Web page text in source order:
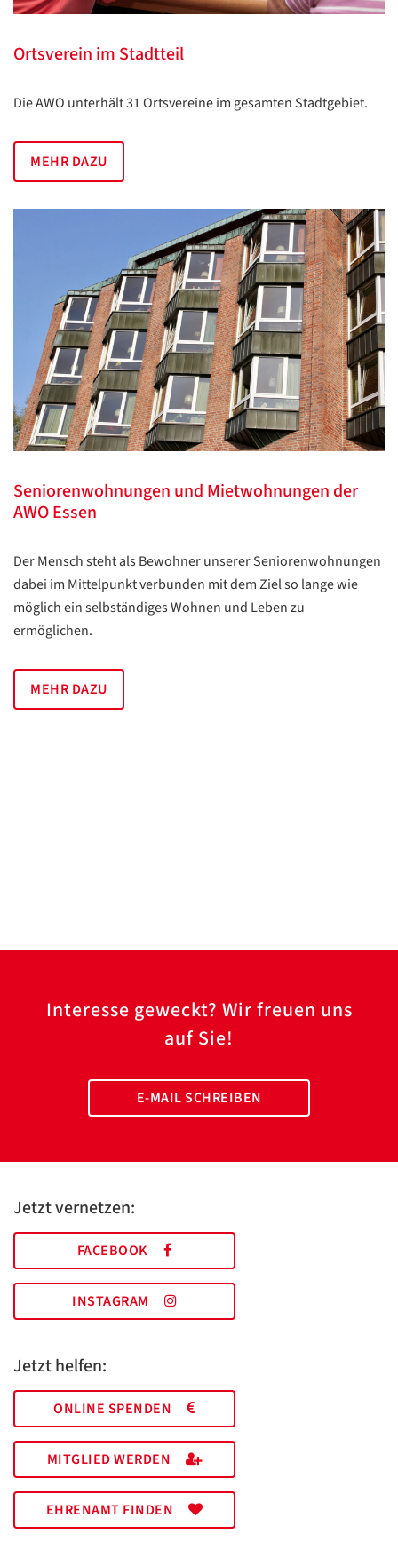
Ortsverein im Stadtteil
Die AWO unterhält 31 Ortsvereine im gesamten Stadtgebiet.
MEHR DAZU
Seniorenwohnungen und Mietwohnungen der
AWO Essen
Der Mensch steht als Bewohner unserer Seniorenwohnungen
dabei im Mittelpunkt verbunden mit dem Ziel so lange wie
möglich ein selbständiges Wohnen und Leben zu
ermöglichen.
MEHR DAZU
Interesse geweckt? Wir freuen uns
auf Sie!
E-MAIL SCHREIBEN
Jetzt vernetzen:
FACEBOOK
INSTAGRAM
Jetzt helfen:
ONLINE SPENDEN
MITGLIED WERDEN
EHRENAMT FINDEN